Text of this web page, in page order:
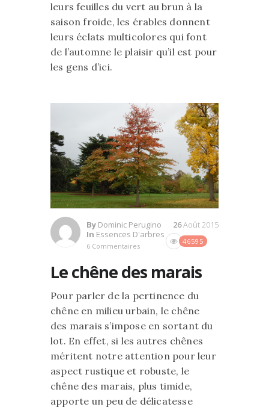
leurs feuilles du vert au brun à la
saison froide, les érables donnent
leurs éclats multicolores qui font
de l’automne le plaisir qu’il est pour
les gens d’ici.
By Dominic Perugino
In Essences D'arbres
6 Commentaires
46595
26Août 2015
Le chêne des marais
Pour parler de la pertinence du
chêne en milieu urbain, le chêne
des marais s’impose en sortant du
lot. En effet, si les autres chênes
méritent notre attention pour leur
aspect rustique et robuste, le
chêne des marais, plus timide,
apporte un peu de délicatesse